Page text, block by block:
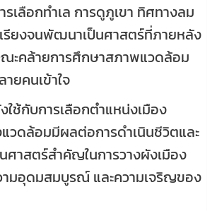
เลือกทำเล การดูภูเขา ทิศทางลม
รียงจนพัฒนาเป็นศาสตร์ที่ภายหลัง
ณะคล้ายการศึกษาสภาพแวดล้อม
ยคนเข้าใจ
ใช้กับการเลือกตำแหน่งเมือง
วดล้อมมีผลต่อการดำเนินชีวิตและ
ศาสตร์สำคัญในการวางผังเมือง
ามอุดมสมบูรณ์ และความเจริญของ